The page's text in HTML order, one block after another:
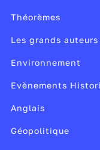
Théorèmes
Les grands auteurs
Environnement
Evènements
Anglais
Géopolitique